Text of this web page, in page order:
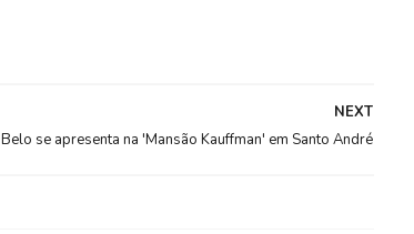
NEXT
Belo se apresenta na 'Mansão Kauffman' em Santo André